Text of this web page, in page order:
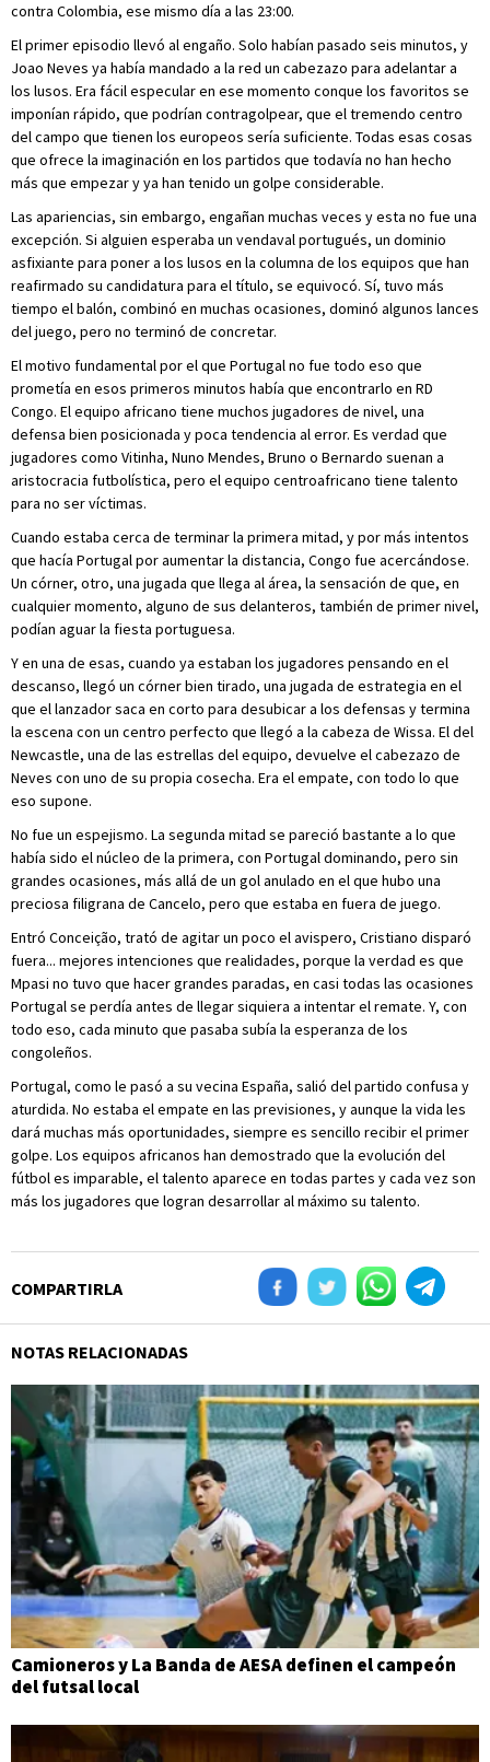
contra Colombia, ese mismo día a las 23:00.
El primer episodio llevó al engaño. Solo habían pasado seis minutos, y
Joao Neves ya había mandado a la red un cabezazo para adelantar a
los lusos. Era fácil especular en ese momento conque los favoritos se
imponían rápido, que podrían contragolpear, que el tremendo centro
del campo que tienen los europeos sería suficiente. Todas esas cosas
que ofrece la imaginación en los partidos que todavía no han hecho
más que empezar y ya han tenido un golpe considerable.
Las apariencias, sin embargo, engañan muchas veces y esta no fue una
excepción. Si alguien esperaba un vendaval portugués, un dominio
asfixiante para poner a los lusos en la columna de los equipos que han
reafirmado su candidatura para el título, se equivocó. Sí, tuvo más
tiempo el balón, combinó en muchas ocasiones, dominó algunos lances
del juego, pero no terminó de concretar.
El motivo fundamental por el que Portugal no fue todo eso que
prometía en esos primeros minutos había que encontrarlo en RD
Congo. El equipo africano tiene muchos jugadores de nivel, una
defensa bien posicionada y poca tendencia al error. Es verdad que
jugadores como Vitinha, Nuno Mendes, Bruno o Bernardo suenan a
aristocracia futbolística, pero el equipo centroafricano tiene talento
para no ser víctimas.
Cuando estaba cerca de terminar la primera mitad, y por más intentos
que hacía Portugal por aumentar la distancia, Congo fue acercándose.
Un córner, otro, una jugada que llega al área, la sensación de que, en
cualquier momento, alguno de sus delanteros, también de primer nivel,
podían aguar la fiesta portuguesa.
Y en una de esas, cuando ya estaban los jugadores pensando en el
descanso, llegó un córner bien tirado, una jugada de estrategia en el
que el lanzador saca en corto para desubicar a los defensas y termina
la escena con un centro perfecto que llegó a la cabeza de Wissa. El del
Newcastle, una de las estrellas del equipo, devuelve el cabezazo de
Neves con uno de su propia cosecha. Era el empate, con todo lo que
eso supone.
No fue un espejismo. La segunda mitad se pareció bastante a lo que
había sido el núcleo de la primera, con Portugal dominando, pero sin
grandes ocasiones, más allá de un gol anulado en el que hubo una
preciosa filigrana de Cancelo, pero que estaba en fuera de juego.
Entró Conceição, trató de agitar un poco el avispero, Cristiano disparó
fuera... mejores intenciones que realidades, porque la verdad es que
Mpasi no tuvo que hacer grandes paradas, en casi todas las ocasiones
Portugal se perdía antes de llegar siquiera a intentar el remate. Y, con
todo eso, cada minuto que pasaba subía la esperanza de los
congoleños.
Portugal, como le pasó a su vecina España, salió del partido confusa y
aturdida. No estaba el empate en las previsiones, y aunque la vida les
dará muchas más oportunidades, siempre es sencillo recibir el primer
golpe. Los equipos africanos han demostrado que la evolución del
fútbol es imparable, el talento aparece en todas partes y cada vez son
más los jugadores que logran desarrollar al máximo su talento.
COMPARTIRLA
NOTAS RELACIONADAS
Camioneros y La Banda de AESA definen el campeón
del futsal local